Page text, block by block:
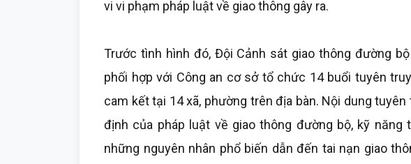
vi vi phạm pháp luật về giao thông gây ra.
Trước tình hình đó, Đội Cảnh sát giao thông đường
phối hợp với Công an cơ sở tổ chức 14 buổi tuyên
cam kết tại 14 xã, phường trên địa bàn. Nội dung
định của pháp luật về giao thông đường bộ, kỹ năng
những nguyên nhân phổ biến dẫn đến tai nạn giao